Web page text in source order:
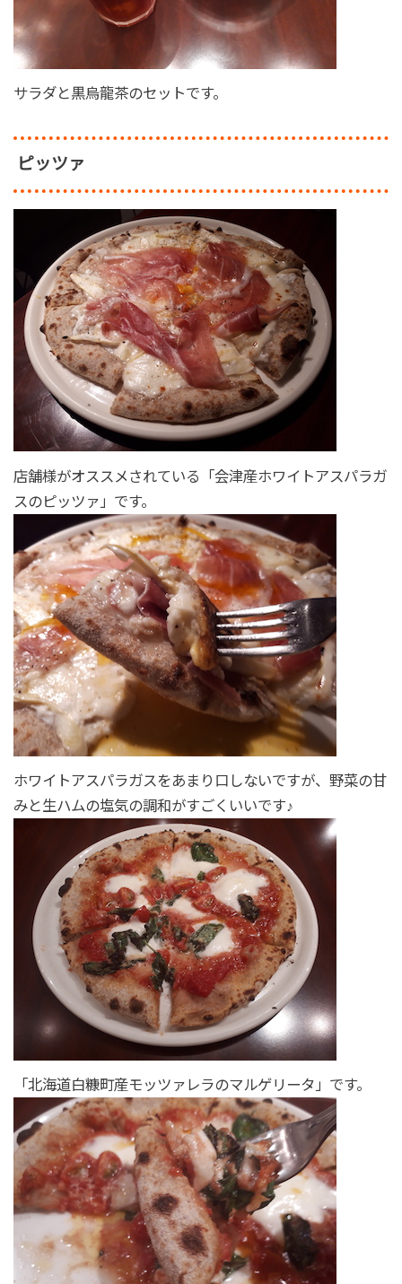
サラダと黒烏龍茶のセットです。
ピッツァ
店舗様がオススメされている「会津産ホワイトアスパラガ
スのピッツァ」です。
ホワイトアスパラガスをあまり口しないですが、野菜の甘
みと生ハムの塩気の調和がすごくいいです♪
「北海道白糠町産モッツァレラのマルゲリータ」です。